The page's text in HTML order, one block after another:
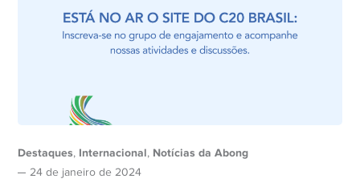
Destaques, Internacional, Notícias da Abong
24 de janeiro de 2024